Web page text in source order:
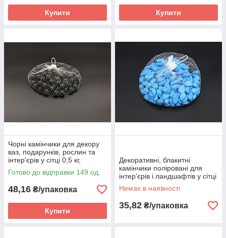
Купити Купити
Чорні камінчики для декору
ваз, подарунків, рослин та
інтер'єрів у сітці 0,5 кг,
великого розміру (16мм)
Готово до відправки 149 од.
48,16 ₴/упаковка
Купити
Декоративні, блакитні
камінчики поліровані для
інтер'єрів і ландшафтів у сітці
0,5 кг, великого розміру
Немає в наявності
35,82 ₴/упаковка